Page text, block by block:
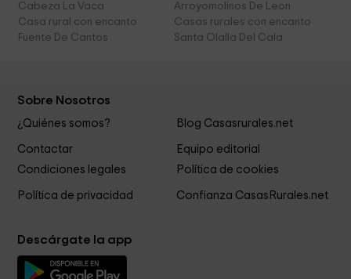
Cabeza La Vaca
Arroyomolinos De Leon
Casa rural con encanto
Fuente De Cantos
Casas rurales con encanto
Santa Olalla Del Cala
Sobre Nosotros
¿Quiénes somos? Blog Casasrurales.net
Contactar
Equipo editorial
Condiciones legales
Política de cookies
Política de privacidad Confianza CasasRurales.net
Descárgate la app